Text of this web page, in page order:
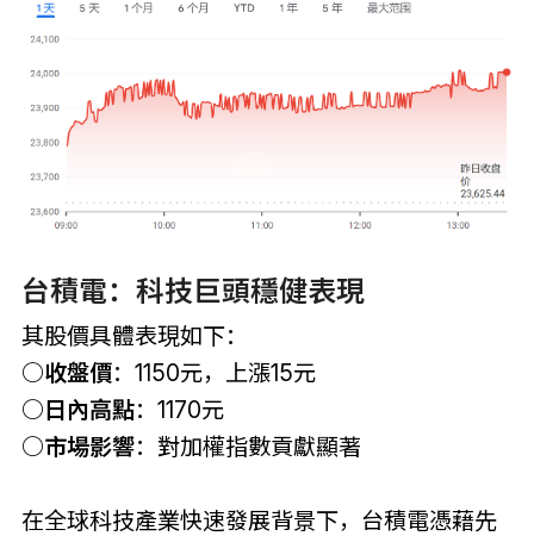
台積電：科技巨頭穩健表現
其股價具體表現如下：
○收盤價：1150元，上漲15元
○日內高點：1170元
○市場影響：對加權指數貢獻顯著
在全球科技產業快速發展背景下，台積電憑藉先